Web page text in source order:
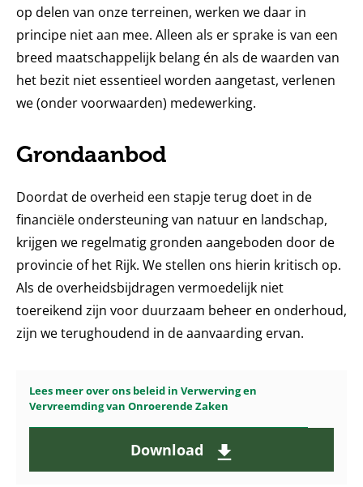
op delen van onze terreinen, werken we daar in
principe niet aan mee. Alleen als er sprake is van een
breed maatschappelijk belang én als de waarden van
het bezit niet essentieel worden aangetast, verlenen
we (onder voorwaarden) medewerking.
Grondaanbod
Doordat de overheid een stapje terug doet in de
financiële ondersteuning van natuur en landschap,
krijgen we regelmatig gronden aangeboden door de
provincie of het Rijk. We stellen ons hierin kritisch op.
Als de overheidsbijdragen vermoedelijk niet
toereikend zijn voor duurzaam beheer en onderhoud,
zijn we terughoudend in de aanvaarding ervan.
Lees meer over ons beleid in Verwerving en
Vervreemding van Onroerende Zaken
Download